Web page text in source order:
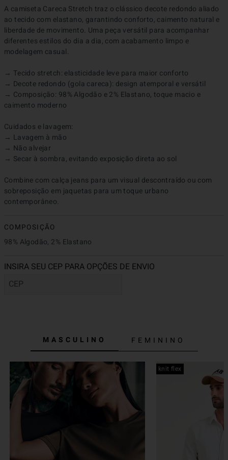
A camiseta Careca Stretch traz o clássico decote redondo aliado
ao tecido com elastano, garantindo conforto, caimento natural e
liberdade de movimento. Uma peça versátil para acompanhar
diferentes estilos do dia a dia, com acabamento limpo e
modelagem casual.
→ Tecido stretch: elasticidade leve para maior conforto
→ Decote redondo (gola careca): design atemporal e versátil
→ Composição: 98% Algodão e 2% Elastano, toque macio e
caimento moderno
Cuidados e lavagem:
→ Lavagem à mão
→ Não alvejar
→ Secar à sombra, evitando exposição direta ao sol
Combine com calça jeans para um visual descontraído ou com
sobreposição em jaquetas para um toque urbano
contemporâneo.
COMPOSIÇÃO
98% Algodão, 2% Elastano
MASCULINO FEMININO
knit flex